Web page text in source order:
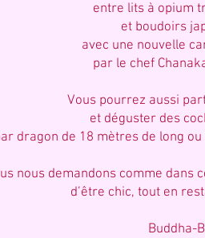
entre lits à opium
et boudoirs
avec une nouvelle
par le chef
Vous pourrez aussi
et déguster des
dragon de 18 mètres de long
nous demandons comme dans
d’être chic, tout en
Buddha-